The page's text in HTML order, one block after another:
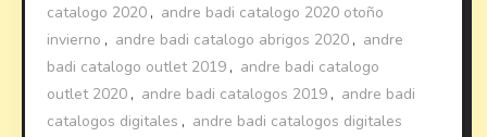
catalogo 2020 , andre badi catalogo 2020 otoño
invierno , andre badi catalogo abrigos 2020 , andre
badi catalogo outlet 2019 , andre badi catalogo
outlet 2020 , andre badi catalogos 2019 , andre badi
catalogos digitales , andre badi catalogos digitales